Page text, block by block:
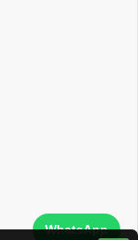
WhatsApp